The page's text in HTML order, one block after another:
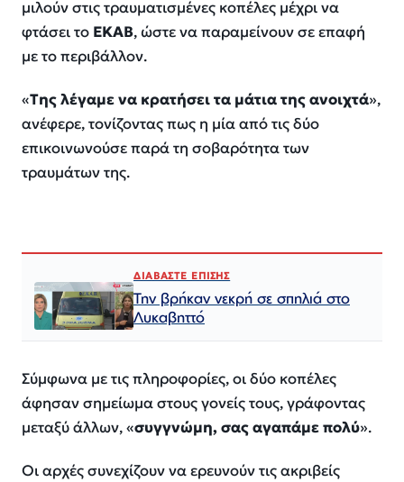
μιλούν στις τραυματισμένες κοπέλες μέχρι να
φτάσει το ΕΚΑΒ, ώστε να παραμείνουν σε επαφή
με το περιβάλλον.
«Της λέγαμε να κρατήσει τα μάτια της ανοιχτά»,
ανέφερε, τονίζοντας πως η μία από τις δύο
επικοινωνούσε παρά τη σοβαρότητα των
τραυμάτων της.
ΔΙΑΒΑΣΤΕ ΕΠΙΣΗΣ
Την βρήκαν νεκρή σε σπηλιά στο
Λυκαβηττό
Σύμφωνα με τις πληροφορίες, οι δύο κοπέλες
άφησαν σημείωμα στους γονείς τους, γράφοντας
μεταξύ άλλων, «συγγνώμη, σας αγαπάμε πολύ».
Οι αρχές συνεχίζουν να ερευνούν τις ακριβείς